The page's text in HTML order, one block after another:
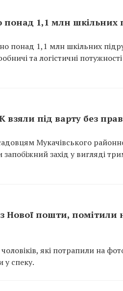
понад 1,1 млн
понад 1,1 млн шкільних
та логістичні
взяли під варту без
Мукачівського
захід у вигляді
Нової пошти, помітили
які потрапили на
у спеку.